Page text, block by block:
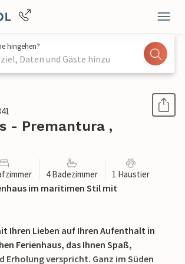
hingehen?
Daten und Gäste hinzu
- Premantura ,
4 Badezimmer 1 Haustier
im maritimen Stil mit
Ihren Lieben auf Ihren Aufenthalt in
Ferienhaus, das Ihnen Spaß,
Erholung verspricht. Ganz im Süden